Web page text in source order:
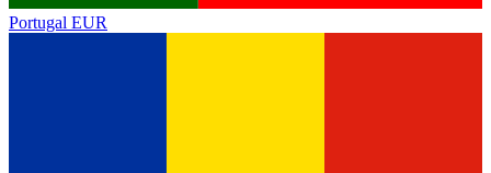
Portugal EUR